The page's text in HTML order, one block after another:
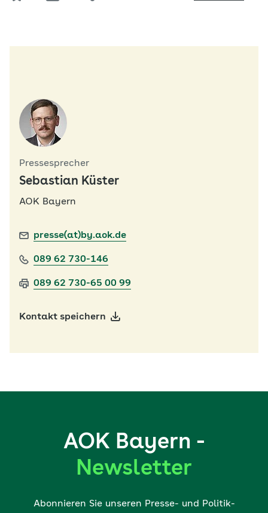
Pressesprecher
Sebastian Küster
AOK Bayern
presse(at)by.aok.de
089 62 730-146
089 62 730-65 00 99
Kontakt speichern
AOK Bayern -
Newsletter
Abonnieren Sie unseren Presse- und Politik-